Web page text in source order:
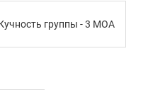
группы - 3 MOA